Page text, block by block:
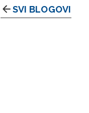
SVI BLOGOVI